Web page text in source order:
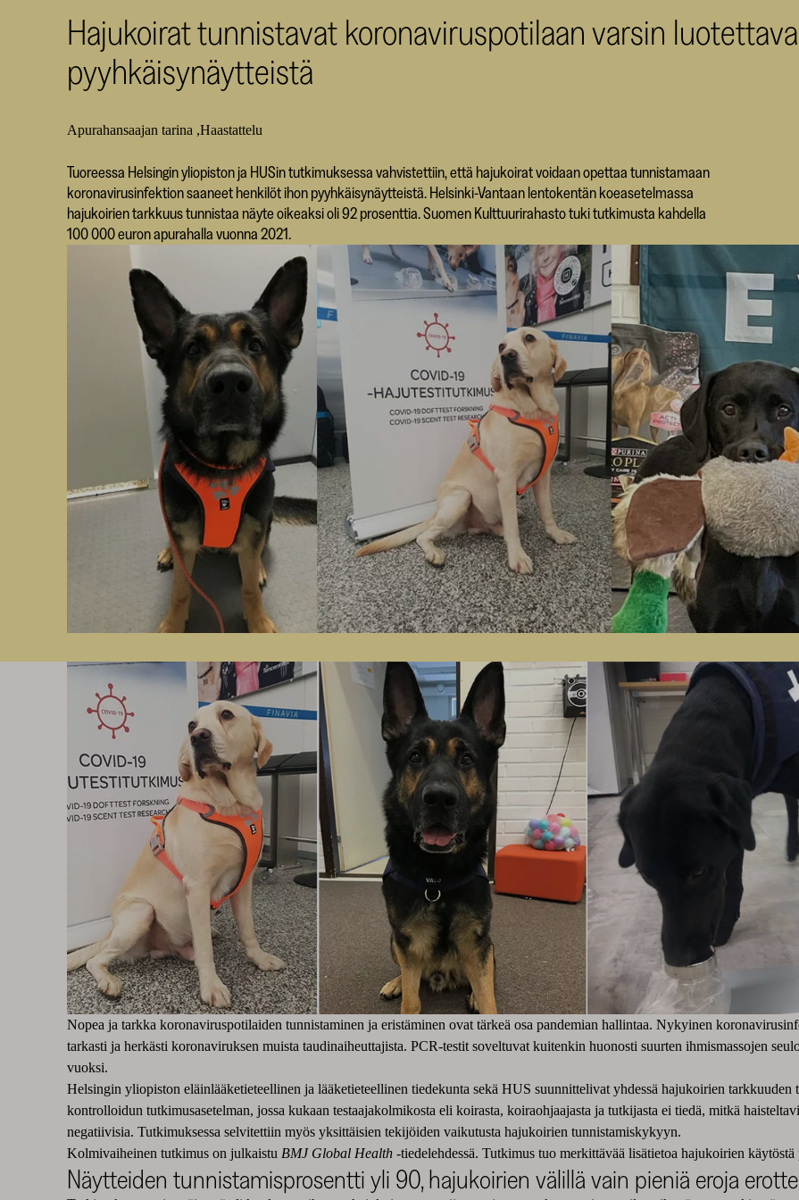
Hajukoirat tunnistavat koronaviruspotilaan varsin
pyyhkäisynäytteistä
Apurahansaajan tarina Haastattelu
Tuoreessa Helsingin yliopiston ja HUSin tutkimuksessa vahvistettiin, että hajukoirat voidaan opettaa tunnistamaan
koronavirusinfektion saaneet henkilöt ihon pyyhkäisynäytteistä. Helsinki-Vantaan lentokentän koeasetelmassa
hajukoirien tarkkuus tunnistaa näyte oikeaksi oli 92 prosenttia. Suomen Kulttuurirahasto tuki tutkimusta kahdella
100 000 euron apurahalla vuonna 2021.
Nopea ja tarkka koronaviruspotilaiden tunnistaminen ja eristäminen ovat tärkeä osa pandemian hallintaa. Nykyinen
tarkasti ja herkästi koronaviruksen muista taudinaiheuttajista. PCR-testit soveltuvat kuitenkin huonosti suurten ihmismassojen
vuoksi.
Helsingin yliopiston eläinlääketieteellinen ja lääketieteellinen tiedekunta sekä HUS suunnittelivat yhdessä hajukoirien tarkkuuden
kontrolloidun tutkimusasetelman, jossa kukaan testaajakolmikosta eli koirasta, koiraohjaajasta ja tutkijasta ei tiedä, mitkä
negatiivisia. Tutkimuksessa selvitettiin myös yksittäisien tekijöiden vaikutusta hajukoirien tunnistamiskykyyn.
Kolmivaiheinen tutkimus on julkaistu BMJ Global Health-tiedelehdessä. Tutkimus tuo merkittävää lisätietoa hajukoirien käytöstä
Näytteiden tunnistamisprosentti yli 90, hajukoirien välillä vain pieniä eroja